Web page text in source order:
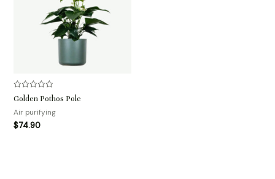
评
分
0
&sol;
5
Golden Pothos Pole
Air purifying
$74.90